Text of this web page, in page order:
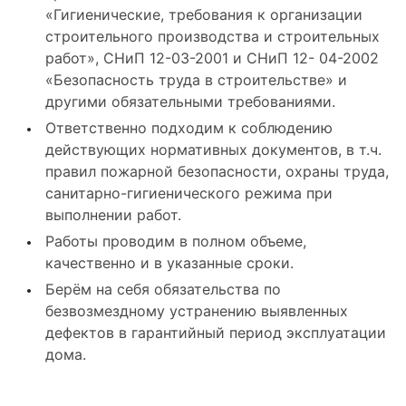
«Гигиенические, требования к организации
строительного производства и строительных
работ», СНиП 12-03-2001 и СНиП 12- 04-2002
«Безопасность труда в строительстве» и
другими обязательными требованиями.
Ответственно подходим к соблюдению
действующих нормативных документов, в т.ч.
правил пожарной безопасности, охраны труда,
санитарно-гигиенического режима при
выполнении работ.
Работы проводим в полном объеме,
качественно и в указанные сроки.
Берём на себя обязательства по
безвозмездному устранению выявленных
дефектов в гарантийный период эксплуатации
дома.